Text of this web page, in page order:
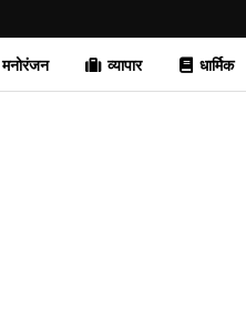
मनोरंजन व्यापार धार्मिक